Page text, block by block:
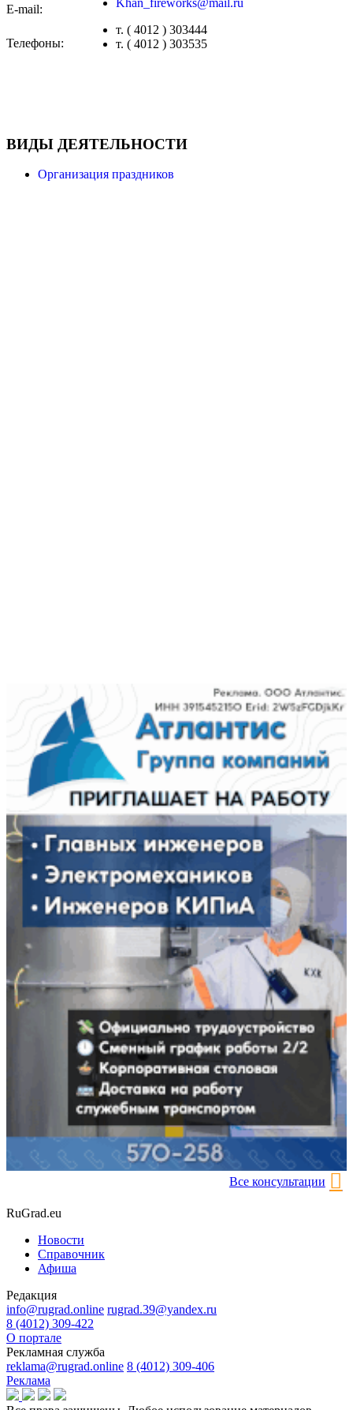
E-mail:
Телефоны:
т. ( 4012 ) 303444
т. ( 4012 ) 303535
ВИДЫ ДЕЯТЕЛЬНОСТИ
Организация праздников
Все консультации
RuGrad.eu
Новости
Справочник
Афиша
Редакция
info@rugrad.online rugrad.39@yandex.ru
8 (4012) 309-422
О портале
Рекламная служба
reklama@rugrad.online 8 (4012) 309-406
Реклама